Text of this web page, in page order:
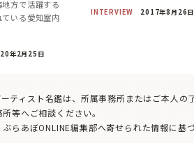
方で活躍する
いる愛知室内
年2月25日
INTERVIEW 2017年8月26日
ティスト名鑑は、所属事務所またはご本人
等へご相談ください。
らあぼONLINE編集部へ寄せられた情報に基